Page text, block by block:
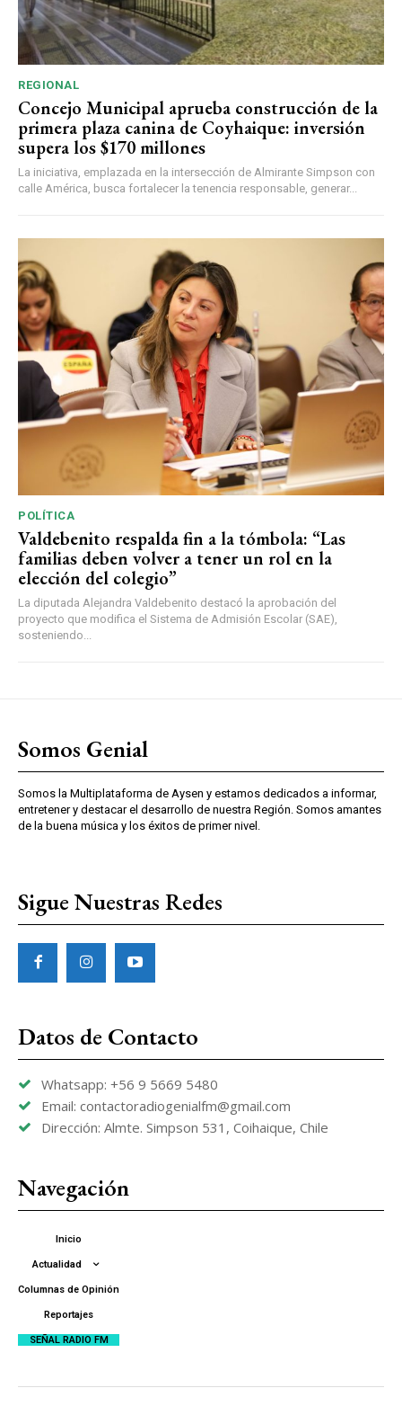
REGIONAL
Concejo Municipal aprueba construcción de la
primera plaza canina de Coyhaique: inversión
supera los $170 millones
La iniciativa, emplazada en la intersección de Almirante Simpson con
calle América, busca fortalecer la tenencia responsable, generar...
POLÍTICA
Valdebenito respalda fin a la tómbola: “Las
familias deben volver a tener un rol en la
elección del colegio”
La diputada Alejandra Valdebenito destacó la aprobación del
proyecto que modifica el Sistema de Admisión Escolar (SAE),
sosteniendo...
Somos Genial
Somos la Multiplataforma de Aysen y estamos dedicados a informar,
entretener y destacar el desarrollo de nuestra Región. Somos amantes
de la buena música y los éxitos de primer nivel.
Sigue Nuestras Redes
Datos de Contacto
Whatsapp: +56 9 5669 5480
Email: contactoradiogenialfm@gmail.com
Dirección: Almte. Simpson 531, Coihaique, Chile
Navegación
Inicio
Actualidad
Columnas de Opinión
Reportajes
SEÑAL RADIO FM